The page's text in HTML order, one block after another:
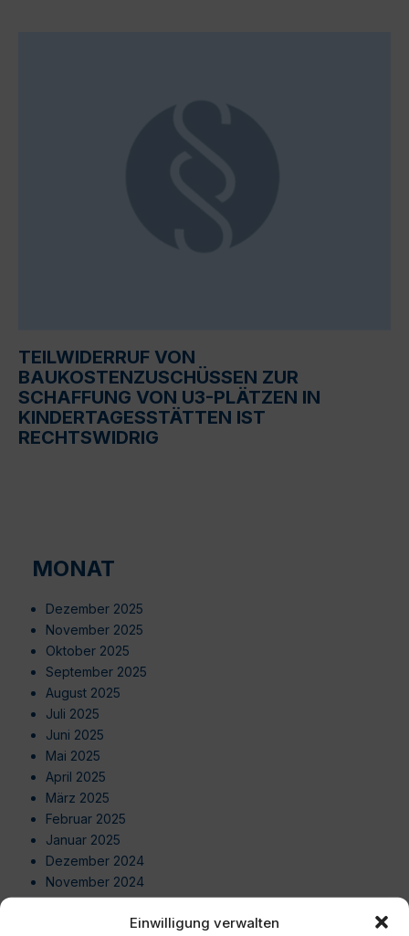
Einwilligung verwalten
TEILWIDERRUF VON
BAUKOSTENZUSCHÜSSEN ZUR
SCHAFFUNG VON U3-PLÄTZEN IN
KINDERTAGESSTÄTTEN IST
RECHTSWIDRIG
MONAT
Dezember 2025
November 2025
Oktober 2025
September 2025
August 2025
Juli 2025
Juni 2025
Mai 2025
April 2025
März 2025
Februar 2025
Januar 2025
Dezember 2024
November 2024
Oktober 2024
September 2024